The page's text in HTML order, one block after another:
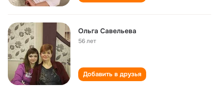
Ольга Савельева
56 лет
Добавить в друзья